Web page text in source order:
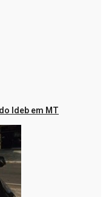
Ideb em MT